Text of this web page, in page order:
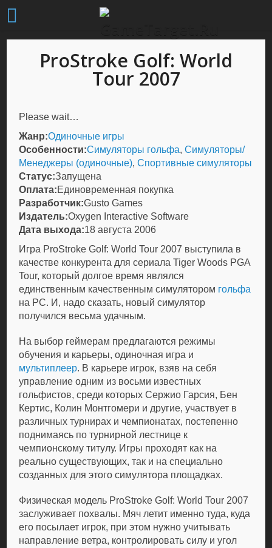
ProStroke Golf: World
Tour 2007
Please wait…
Жанр:Одиночные игры
Особенности:Симуляторы гольфа,Симуляторы/
Менеджеры (одиночные),Спортивные симуляторы
Статус:Запущена
Оплата:Единовременная покупка
Разработчик:Gusto Games
Издатель:Oxygen Interactive Software
Дата выхода:18 августа 2006
Игра ProStroke Golf: World Tour 2007 выступила в
качестве конкурента для сериала Tiger Woods PGA
Tour, который долгое время являлся
единственным качественным симулятором гольфа
на РС. И, надо сказать, новый симулятор
получился весьма удачным.
На выбор геймерам предлагаются режимы
обучения и карьеры, одиночная игра и
мультиплеер. В карьере игрок, взяв на себя
управление одним из восьми известных
гольфистов, среди которых Сержио Гарсия, Бен
Кертис, Колин Монтгомери и другие, участвует в
различных турнирах и чемпионатах, постепенно
поднимаясь по турнирной лестнице к
чемпионскому титулу. Игры проходят как на
реально существующих, так и на специально
созданных для этого симулятора площадках.
Физическая модель ProStroke Golf: World Tour 2007
заслуживает похвалы. Мяч летит именно туда, куда
его посылает игрок, при этом нужно учитывать
направление ветра, контролировать силу и угол